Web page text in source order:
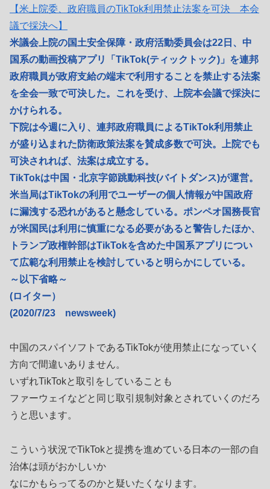
【米上院委、政府職員のTikTok利用禁止法案を可決 本会
議で採決へ】
米議会上院の国土安全保障・政府活動委員会は22日、中
国系の動画投稿アプリ「TikTok(ティックトック)」を連邦
政府職員が政府支給の端末で利用することを禁止する法案
を全会一致で可決した。これを受け、上院本会議で採決に
かけられる。
下院は今週に入り、連邦政府職員によるTikTok利用禁止
が盛り込まれた防衛政策法案を賛成多数で可決。上院でも
可決されれば、法案は成立する。
TikTokは中国・北京字節跳動科技(バイトダンス)が運営。
米当局はTikTokの利用でユーザーの個人情報が中国政府
に漏洩する恐れがあると懸念している。ポンペオ国務長官
が米国民は利用に慎重になる必要があると警告したほか、
トランプ政権幹部はTikTokを含めた中国系アプリについ
て広範な利用禁止を検討していると明らかにしている。
～以下省略～
(ロイター）
(2020/7/23 newsweek)
中国のスパイソフトであるTikTokが使用禁止になっていく
方向で間違いありません。
いずれTikTokと取引をしていることも
ファーウェイなどと同じ取引規制対象とされていくのだろ
うと思います。
こういう状況でTikTokと提携を進めている日本の一部の自
治体は頭がおかしいか
なにかもらってるのかと疑いたくなります。